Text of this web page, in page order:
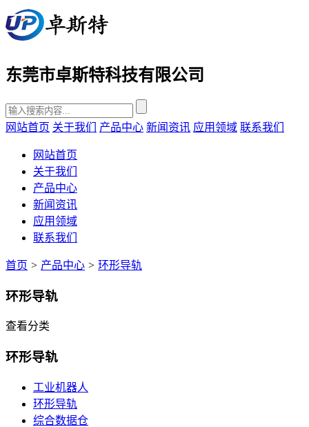
东莞市卓斯特科技有限公司
网站首页 关于我们 产品中心 新闻资讯 应用领域 联系我们
网站首页
关于我们
产品中心
新闻资讯
应用领域
联系我们
首页 > 产品中心 > 环形导轨
环形导轨
查看分类
环形导轨
工业机器人
环形导轨
综合数据仓